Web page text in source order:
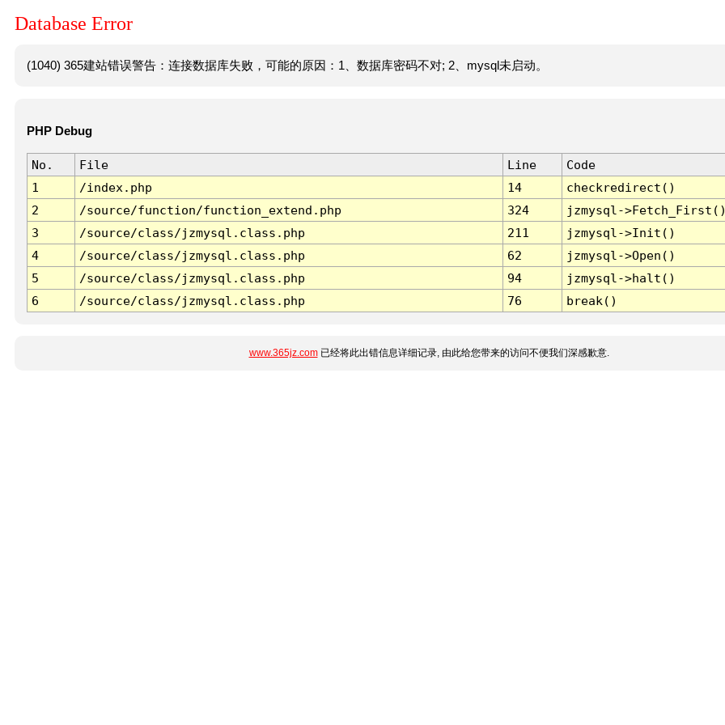
Database Error
(1040) 365建站错误警告：连接数据库失败，可能的原因：1、数据库密码不对; 2、mysql未启动。
PHP Debug
No. File Line
Code
1
/index.php 14
checkredirect()
2
/source/function/function_extend.php 324
jzmysql-
3
/source/class/jzmysql.class.php 211
jzmysql->Init()
4
/source/class/jzmysql.class.php 62
jzmysql->Open()
5
/source/class/jzmysql.class.php 94
jzmysql->halt()
6
/source/class/jzmysql.class.php 76 break()
www.365jz.com已经将此出错信息详细记录, 由此给您带来的访问不便我们深感歉意.